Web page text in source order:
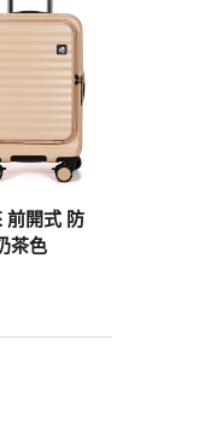
前開式 防
茶色